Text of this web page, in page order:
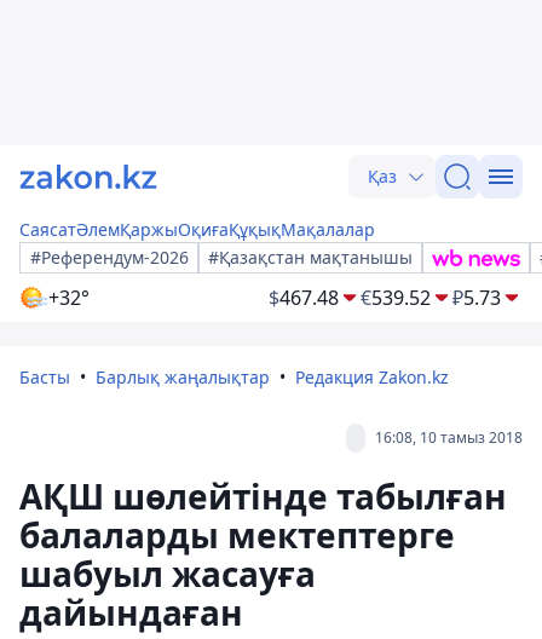
Қаз
СаясатӘлемҚаржыОқиғаҚұқықМақалалар
#Референдум-2026
#Қазақстан мақтанышы
+32° $467.48 €539.52 ₽5.73
Басты Барлық жаңалықтар Редакция Zakon.kz
16:08, 10 тамыз 2018
АҚШ шөлейтінде табылған
балаларды мектептерге
шабуыл жасауға
дайындаған